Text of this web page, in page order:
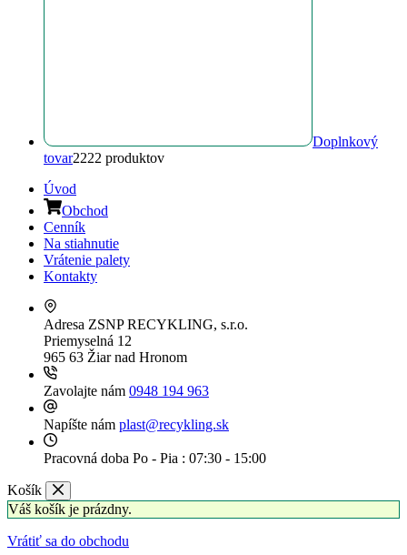
Doplnkový
tovar2222 produktov
Úvod
Obchod
Cenník
Na stiahnutie
Vrátenie palety
Kontakty
Adresa ZSNP RECYKLING, s.r.o.
Priemyselná 12
965 63 Žiar nad Hronom
Zavolajte nám 0948 194 963
Napíšte nám plast@recykling.sk
Pracovná doba Po - Pia : 07:30 - 15:00
Košík
Váš košík je prázdny.
Vrátiť sa do obchodu